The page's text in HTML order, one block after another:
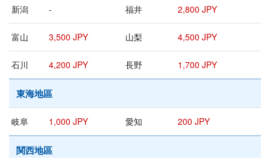
新潟 - 福井 2,800 JPY
富山 3,500 JPY 山梨 4,500 JPY
石川 4,200 JPY 長野 1,700 JPY
東海地區
岐阜 1,000 JPY 愛知 200 JPY
関西地區